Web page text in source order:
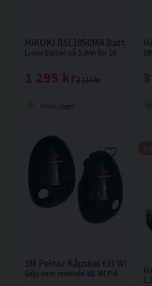
HiKOKI BSL1850MA Batteri
Li-Ion batteri på 5,0Ah för 18V Sladdlösa Hikoki maskiner med Slide batterifäste.
2 113 kr
1 295 kr
Finns i lager
3M Peltor Kåpskal till WS Alert
Säljs som reservdel till 3M Peltor kåpor.